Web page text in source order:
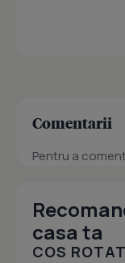
Comentarii
Pentru a
casa ta
COS